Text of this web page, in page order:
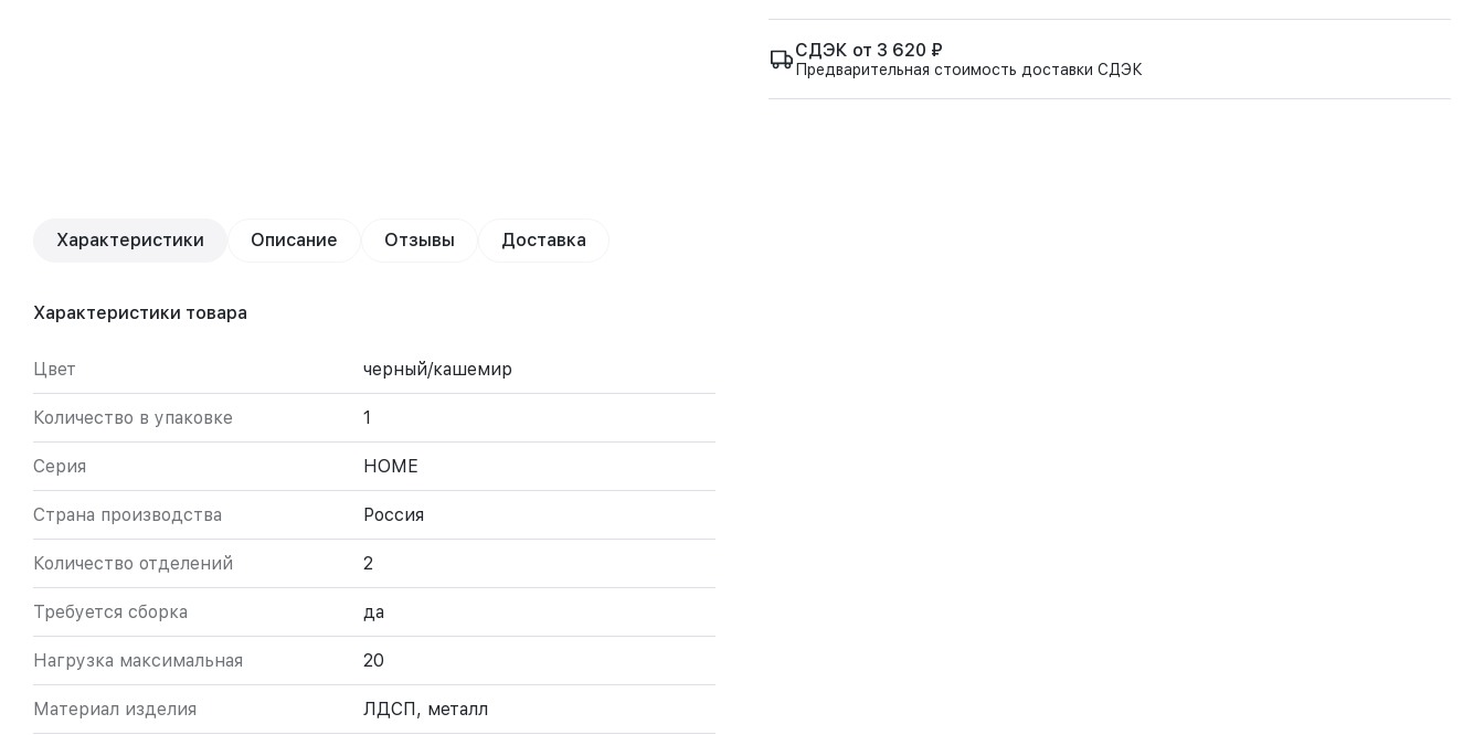
СДЭК от 3 620 ₽
Предварительная стоимость доставки СДЭК
Характеристики Описание Отзывы Доставка
Характеристики товара
Цвет черный/кашемир
Количество в упаковке 1
Серия HOME
Страна производства Россия
Количество отделений 2
Требуется сборка да
Нагрузка максимальная 20
Материал изделия ЛДСП, металл